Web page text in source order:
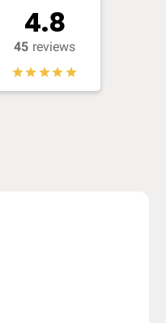
4.8
45 reviews